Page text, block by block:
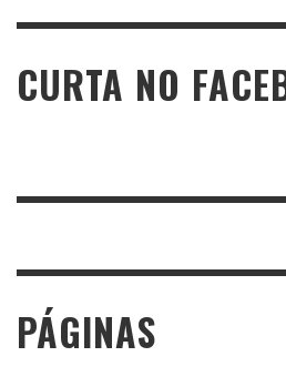
CURTA NO
PÁGINAS